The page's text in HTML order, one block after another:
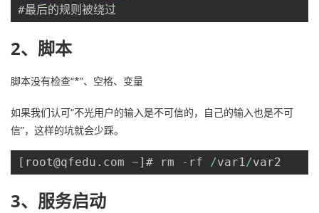
#最后的规则被绕过
2、脚本
脚本没有检查“*”、空格、变量
如果我们认可“不光用户的输入是不可信的，自己的输入也是不可
信”，这样的坑就会少踩。
[ root@qfedu . com ~] # rm - rf /var1/var2
3、服务启动